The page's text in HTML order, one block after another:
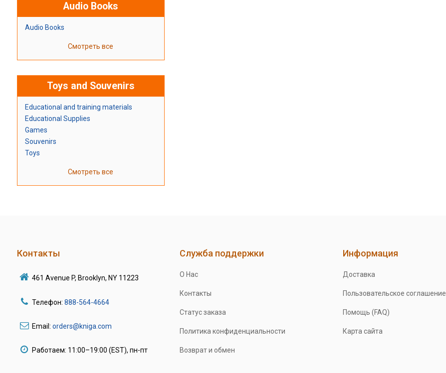
Audio Books
Audio Books
Смотреть все
Toys and Souvenirs
Educational and training materials
Educational Supplies
Games
Souvenirs
Toys
Смотреть все
Контакты
461 Avenue P, Brooklyn, NY 11223
Телефон: 888-564-4664
Email: orders@kniga.com
Работаем: 11:00–19:00 (EST), пн-пт
Служба поддержки
О Нас
Контакты
Статус заказа
Политика конфиденциальности
Возврат и обмен
Информация
Доставка
Пользовательское соглашение
Помощь (FAQ)
Карта сайта